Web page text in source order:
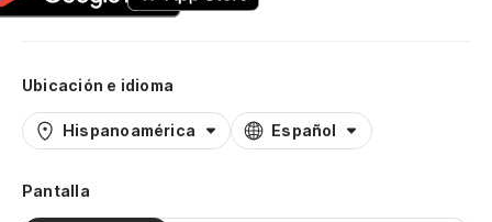
Ubicación e idioma
Hispanoamérica Español
Pantalla